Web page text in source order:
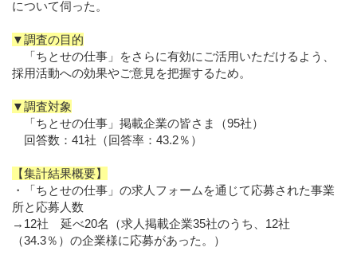
について伺った。
▼調査の目的
「ちとせの仕事」をさらに有効にご活用いただけるよう、
採用活動への効果やご意見を把握するため。
▼調査対象
「ちとせの仕事」掲載企業の皆さま（95社）
回答数：41社（回答率：43.2％）
【集計結果概要】
・「ちとせの仕事」の求人フォームを通じて応募された事業
所と応募人数
→12社 延べ20名（求人掲載企業35社のうち、12社
（34.3％）の企業様に応募があった。）